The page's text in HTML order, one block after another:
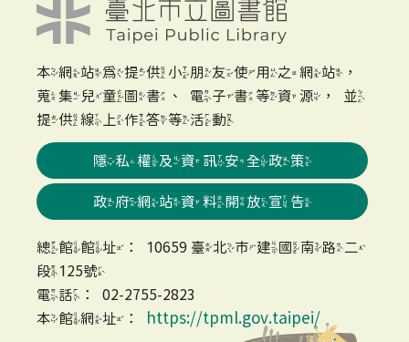
本網站為提供小朋友使用之網站，
蒐集兒童圖書、電子書等資源，並
提供線上作答等活動
隱私權及資訊安全政策
政府網站資料開放宣告
總館館址：10659 臺北市建國南路二
段125號
電話：02-2755-2823
本館網址：
https://tpml.gov.taipei/